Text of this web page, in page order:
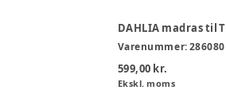
DAHLIA madras til
Varenummer:286080
599,00 kr.
Ekskl. moms